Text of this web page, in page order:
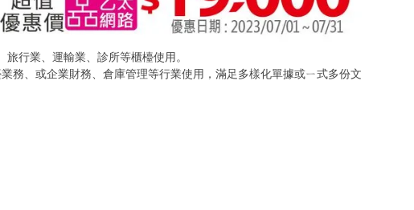
行業、運輸業、診所等櫃檯使用。
務、或企業財務、倉庫管理等行業使用，滿足多樣化單據或ㄧ式多份文